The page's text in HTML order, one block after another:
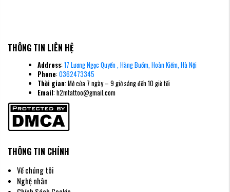
THÔNG TIN LIÊN HỆ
Address: 17 Lương Ngọc Quyến , Hàng Buồm, Hoàn Kiếm, Hà Nội
Phone: 0362473345
Thời gian: Mở cửa 7 ngày – 9 giờ sáng đến 10 giờ tối
Email: h2mtattoo@gmail.com
THÔNG TIN CHÍNH
Về chúng tôi
Nghệ nhân